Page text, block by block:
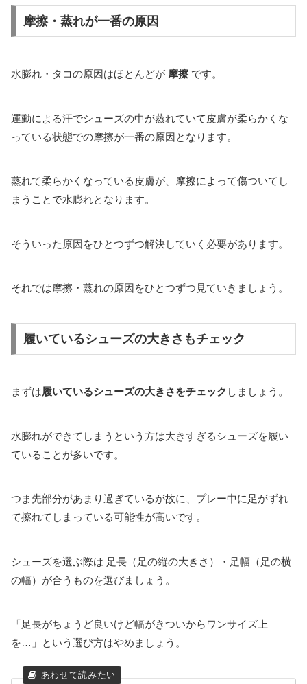
摩擦・蒸れが一番の原因
水膨れ・タコの原因はほとんどが 摩擦 です。
運動による汗でシューズの中が蒸れていて皮膚が柔らかくな
っている状態での摩擦が一番の原因となります。
蒸れて柔らかくなっている皮膚が、摩擦によって傷ついてし
まうことで水膨れとなります。
そういった原因をひとつずつ解決していく必要があります。
それでは摩擦・蒸れの原因をひとつずつ見ていきましょう。
履いているシューズの大きさもチェック
まずは履いているシューズの大きさをチェック しましょう。
水膨れができてしまうという方は大きすぎるシューズを履い
ていることが多いです。
つま先部分があまり過ぎているが故に、プレー中に足がずれ
て擦れてしまっている可能性が高いです。
シューズを選ぶ際は 足長（足の縦の大きさ）・足幅（足の横
の幅）が合うものを選びましょう。
「足長がちょうど良いけど幅がきついからワンサイズ上
を…」という選び方はやめましょう。